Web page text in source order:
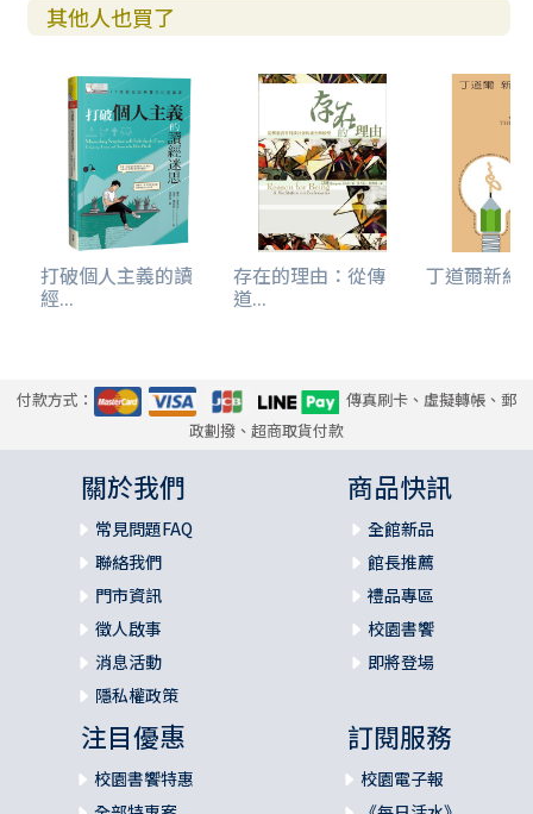
穩住地方教會結實纍纍／
為家庭開辦幼齡教育機構／
現今需求的女性宣教呼召
第十章 未來的展望
阻擋台灣社會進步的諸多原因／
台灣社會令人振奮的七大轉變／
台灣本土教會五十年的挑戰／
加拿大母會必須持續協助
附錄
譯者補充之珍貴史料
其他人也買了
打破個人主義的讀
經...
存在的理由：從傳
道...
丁道爾新約
付款方式：
傳真刷卡、虛擬轉帳、郵
政劃撥、超商取貨付款
關於我們
常見問題FAQ
聯絡我們
門市資訊
徵人啟事
消息活動
隱私權政策
商品快訊
全館新品
館長推薦
禮品專區
校園書饗
即將登場
注目優惠
校園書饗特惠
訂閱服務
校園電子報